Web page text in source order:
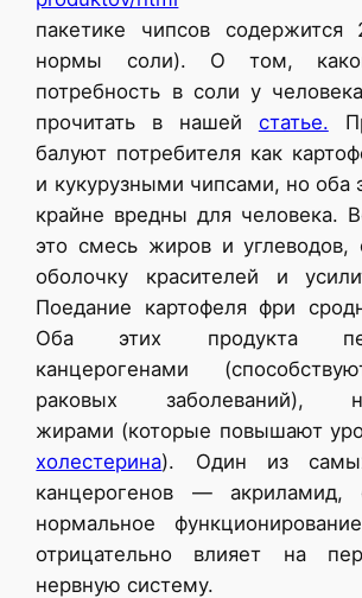
пакетике чипсов содержится
нормы соли). О том,
потребность в соли у
прочитать в нашей статье.
балуют потребителя как
и кукурузными чипсами, но оба
крайне вредны для человека.
это смесь жиров и углеводов,
оболочку красителей и
Поедание картофеля фри
Оба этих продукта
канцерогенами
раковых заболеваний),
жирами (которые повышают
холестерина). Один из
канцерогенов — акриламид,
нормальное
отрицательно влияет на
нервную систему.